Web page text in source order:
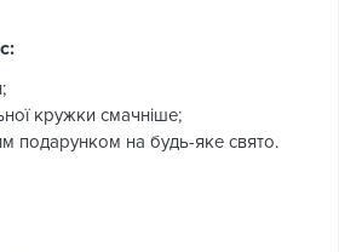
кружки смачніше;
подарунком на будь-яке свято.